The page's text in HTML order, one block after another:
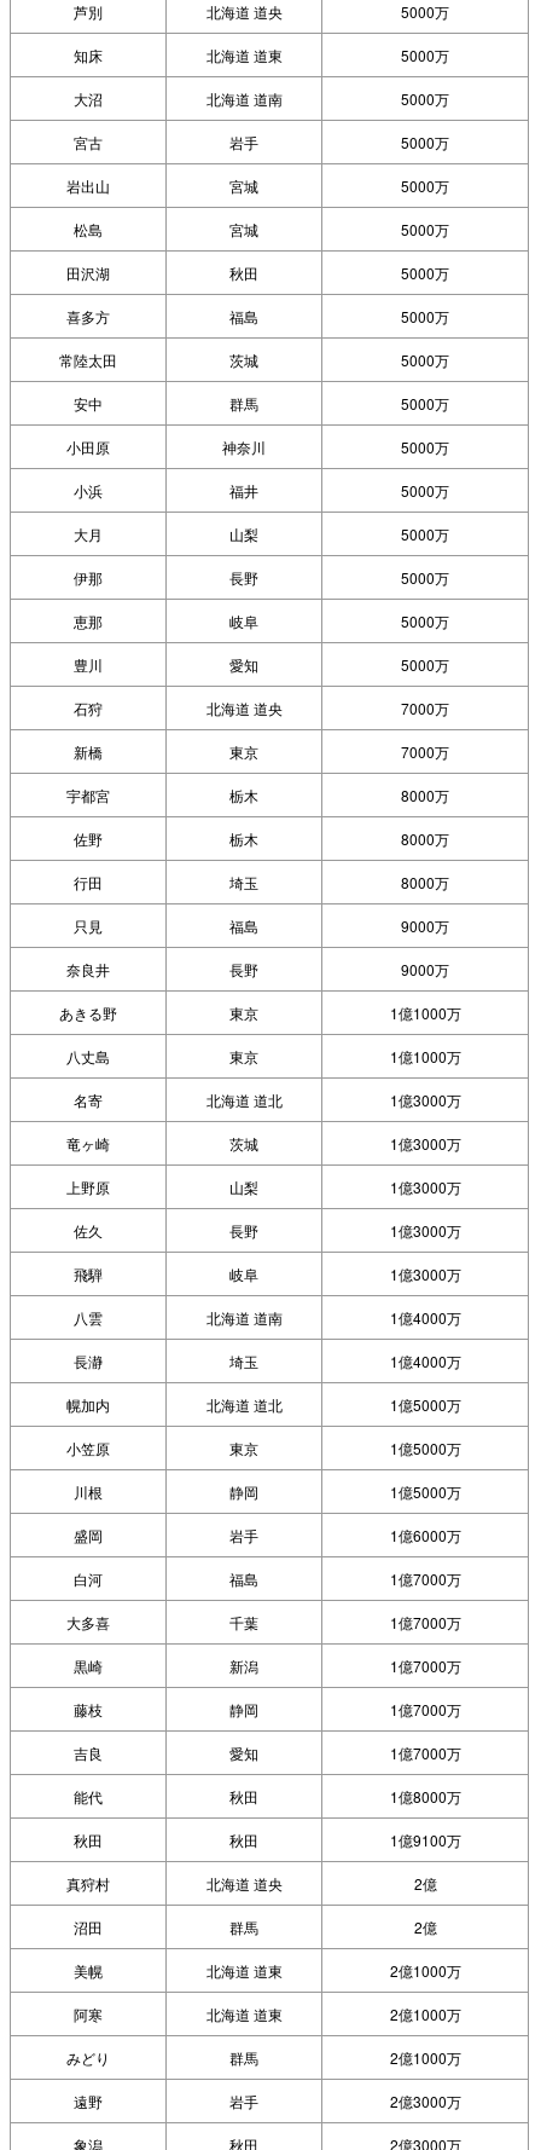
芦別 北海道 道央 5000万
知床 北海道 道東 5000万
大沼 北海道 道南 5000万
宮古 岩手 5000万
岩出山 宮城 5000万
松島 宮城 5000万
田沢湖 秋田 5000万
喜多方 福島 5000万
常陸太田 茨城 5000万
安中 群馬 5000万
小田原 神奈川 5000万
小浜 福井 5000万
大月 山梨 5000万
伊那 長野 5000万
恵那 岐阜 5000万
豊川 愛知 5000万
石狩 北海道 道央 7000万
新橋 東京 7000万
宇都宮 栃木 8000万
佐野 栃木 8000万
行田 埼玉 8000万
只見 福島 9000万
奈良井 長野 9000万
あきる野 東京 1億1000万
八丈島 東京 1億1000万
名寄 北海道 道北 1億3000万
竜ヶ崎 茨城 1億3000万
上野原 山梨 1億3000万
佐久 長野 1億3000万
飛騨 岐阜 1億3000万
八雲 北海道 道南 1億4000万
長瀞 埼玉 1億4000万
幌加内 北海道 道北 1億5000万
小笠原 東京 1億5000万
川根 静岡 1億5000万
盛岡 岩手 1億6000万
白河 福島 1億7000万
大多喜 千葉 1億7000万
黒崎 新潟 1億7000万
藤枝 静岡 1億7000万
吉良 愛知 1億7000万
能代 秋田 1億8000万
秋田 秋田 1億9100万
真狩村 北海道 道央 2億
沼田 群馬 2億
美幌 北海道 道東 2億1000万
阿寒 北海道 道東 2億1000万
みどり 群馬 2億1000万
遠野 岩手 2億3000万
象潟 秋田 2億3000万